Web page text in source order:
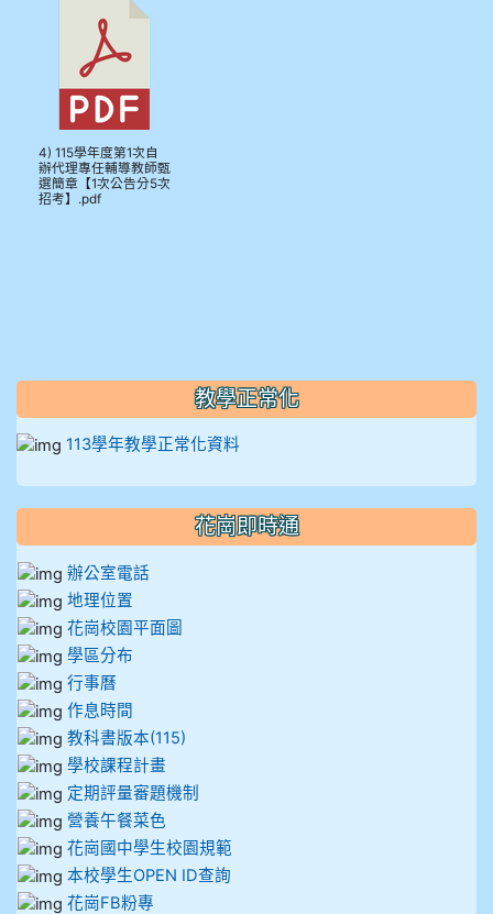
4) 115學年度第1次自
辦代理專任輔導教師甄
選簡章【1次公告分5次
招考】.pdf
教學正常化
113學年教學正常化資料
花崗即時通
辦公室電話
地理位置
花崗校園平面圖
學區分布
行事曆
作息時間
教科書版本(115)
學校課程計畫
定期評量審題機制
營養午餐菜色
花崗國中學生校園規範
本校學生OPEN ID查詢
花崗FB粉專